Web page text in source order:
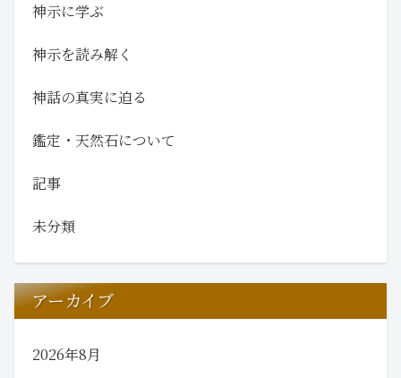
神示に学ぶ
神示を読み解く
神話の真実に迫る
鑑定・天然石について
記事
未分類
アーカイブ
2026年8月